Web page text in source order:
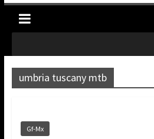
umbria tuscany mtb
Gf-Mx